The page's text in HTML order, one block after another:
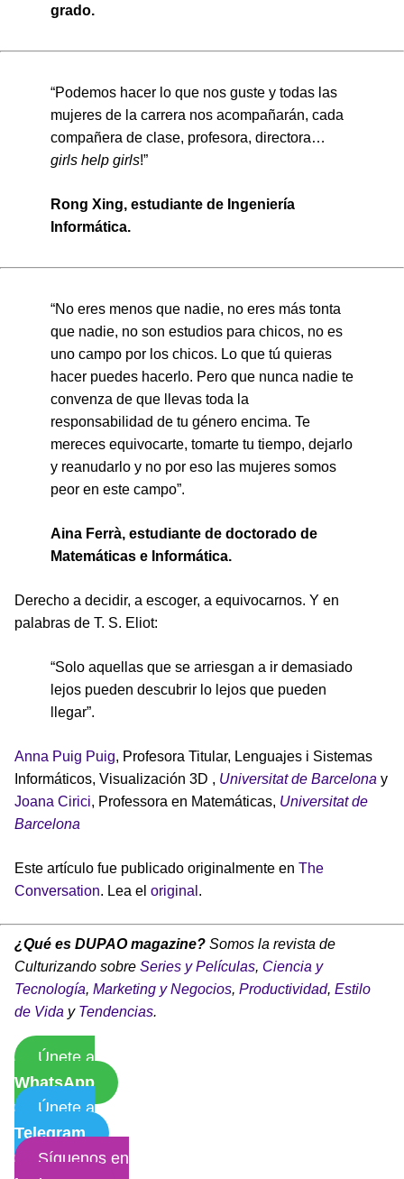
grado.
“Podemos hacer lo que nos guste y todas las
mujeres de la carrera nos acompañarán, cada
compañera de clase, profesora, directora…
girls help girls!”
Rong Xing, estudiante de Ingeniería
Informática.
“No eres menos que nadie, no eres más tonta
que nadie, no son estudios para chicos, no es
uno campo por los chicos. Lo que tú quieras
hacer puedes hacerlo. Pero que nunca nadie te
convenza de que llevas toda la
responsabilidad de tu género encima. Te
mereces equivocarte, tomarte tu tiempo, dejarlo
y reanudarlo y no por eso las mujeres somos
peor en este campo”.
Aina Ferrà, estudiante de doctorado de
Matemáticas e Informática.
Derecho a decidir, a escoger, a equivocarnos. Y en
palabras de T. S. Eliot:
“Solo aquellas que se arriesgan a ir demasiado
lejos pueden descubrir lo lejos que pueden
llegar”.
Anna Puig Puig, Profesora Titular, Lenguajes i Sistemas
Informáticos, Visualización 3D , Universitat de Barcelona y
Joana Cirici, Professora en Matemáticas, Universitat de
Barcelona
Este artículo fue publicado originalmente en The
Conversation. Lea el original .
¿Qué es DUPAO magazine? Somos la revista de
Culturizando sobre Series y Películas, Ciencia y
Tecnología, Marketing y Negocios, Productividad, Estilo
de Vida y Tendencias.
Únete a
WhatsApp
Únete a
Telegram
Síguenos en